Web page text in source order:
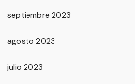
septiembre 2023
agosto 2023
julio 2023